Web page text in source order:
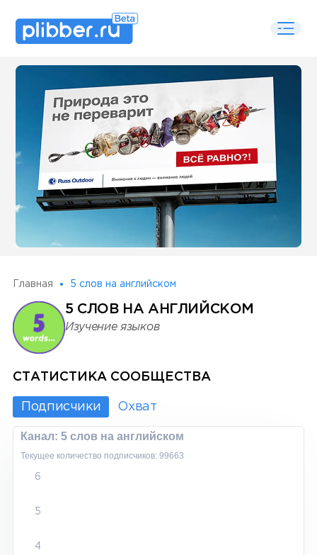
Some SEO Title
Главная 5 слов на английском
5 СЛОВ НА АНГЛИЙСКОМ
Изучение языков
СТАТИСТИКА СООБЩЕСТВА
Подписчики Охват
Канал: 5 слов на английском
Текущее количество подписчиков: 99663
6
5
4